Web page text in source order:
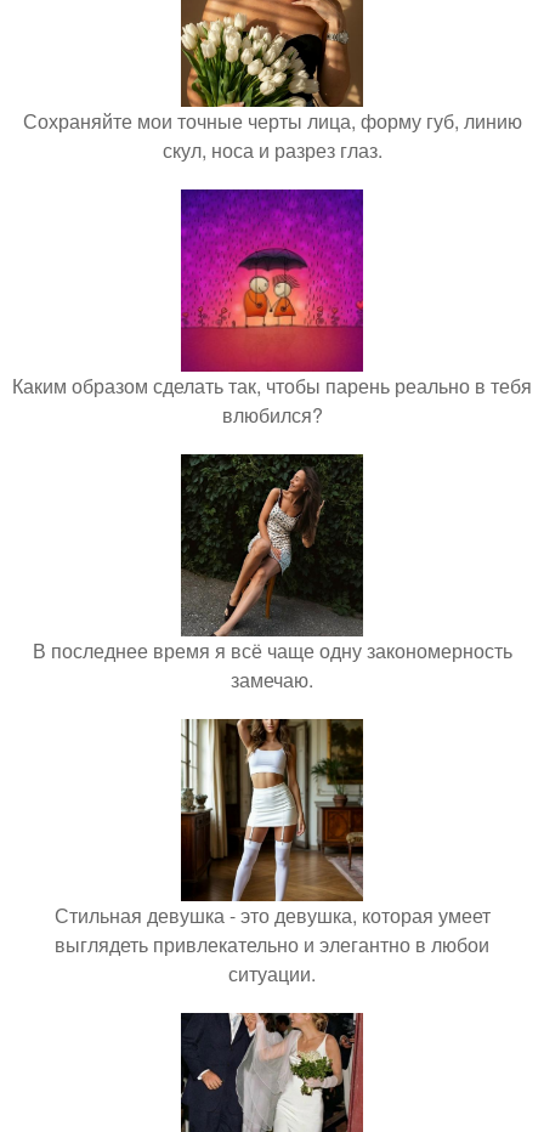
Сохраняйте мои точные черты лица, форму губ, линию
скул, носа и разрез глаз.
Каким образом сделать так, чтобы парень реально в тебя
влюбился?
В последнее время я всё чаще одну закономерность
замечаю.
Стильная девушка - это девушка, которая умеет
выглядеть привлекательно и элегантно в любои
ситуации.